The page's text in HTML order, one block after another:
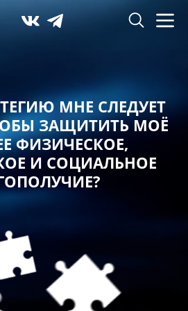
МНЕ СЛЕДУЕТ
ЗАЩИТИТЬ МОЁ
ФИЗИЧЕСКОЕ,
И СОЦИАЛЬНОЕ